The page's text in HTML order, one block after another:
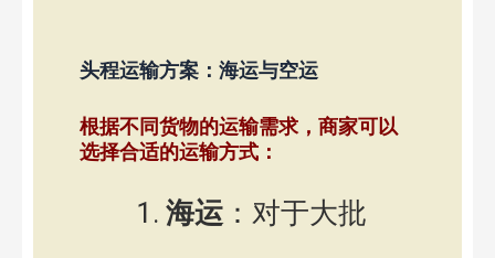
头程运输方案：海运与空运
根据不同货物的运输需求，商家可以
选择合适的运输方式：
海运 ：对于大批